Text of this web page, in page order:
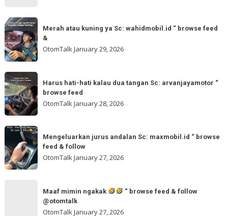
&
follow
otw
🌬
🌬
Sc:
“
browse
feed
Merah
atau
kuning
ya
Sc:
wahidmobil.id
“
browse
Merah atau kuning ya Sc: wahidmobil.id “ browse feed
&
OtomTalkJanuary 29, 2026
Harus
hati-
hati
kalau
dua
tangan
Sc:
arvanjayamotor
Harus hati-hati kalau dua tangan Sc: arvanjayamotor “
browse feed
OtomTalkJanuary 28, 2026
Mengeluarkan
jurus
andalan
Sc:
Mengeluarkan jurus andalan Sc: maxmobil.id “ browse
feed & follow
OtomTalkJanuary 27, 2026
Maaf mimin ngakak
“ browse feed & follow
@otomtalk
OtomTalkJanuary 27, 2026